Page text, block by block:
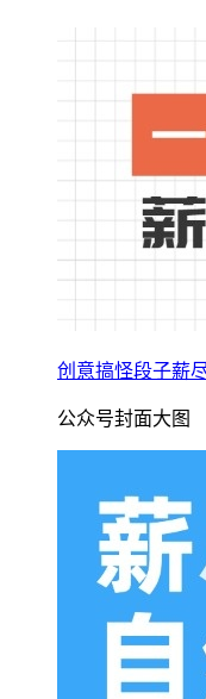
创意搞怪段子薪
公众号封面大图